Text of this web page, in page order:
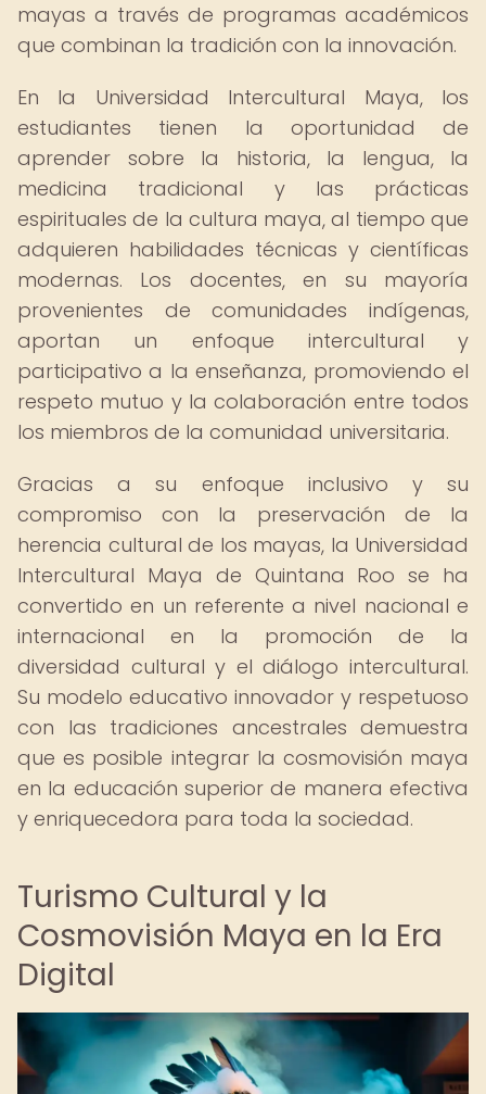
mayas a través de programas académicos
que combinan la tradición con la innovación.
En la Universidad Intercultural Maya, los
estudiantes tienen la oportunidad de
aprender sobre la historia, la lengua, la
medicina tradicional y las prácticas
espirituales de la cultura maya, al tiempo que
adquieren habilidades técnicas y científicas
modernas. Los docentes, en su mayoría
provenientes de comunidades indígenas,
aportan un enfoque intercultural y
participativo a la enseñanza, promoviendo el
respeto mutuo y la colaboración entre todos
los miembros de la comunidad universitaria.
Gracias a su enfoque inclusivo y su
compromiso con la preservación de la
herencia cultural de los mayas, la Universidad
Intercultural Maya de Quintana Roo se ha
convertido en un referente a nivel nacional e
internacional en la promoción de la
diversidad cultural y el diálogo intercultural.
Su modelo educativo innovador y respetuoso
con las tradiciones ancestrales demuestra
que es posible integrar la cosmovisión maya
en la educación superior de manera efectiva
y enriquecedora para toda la sociedad.
Turismo Cultural y la
Cosmovisión Maya en la Era
Digital